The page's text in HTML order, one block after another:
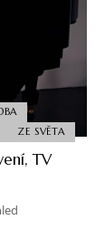
ZE SVĚTA
TV